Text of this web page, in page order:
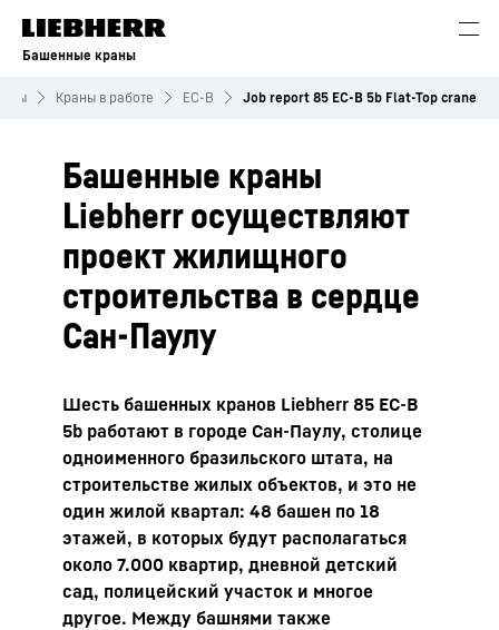
Башенные краны
Краны в работе EC-B Job report 85 EC-B 5b Flat-Top crane
Башенные краны
Liebherr осуществляют
проект жилищного
строительства в сердце
Сан-Паулу
Шесть башенных кранов Liebherr 85 EC-B
5b работают в городе Сан-Паулу, столице
одноименного бразильского штата, на
строительстве жилых объектов, и это не
один жилой квартал: 48 башен по 18
этажей, в которых будут располагаться
около 7.000 квартир, дневной детский
сад, полицейский участок и многое
другое. Между башнями также